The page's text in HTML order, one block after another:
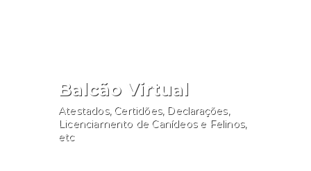
Balcão Virtual
Atestados, Certidões, Declarações,
Licenciamento de Canídeos e Felinos,
etc